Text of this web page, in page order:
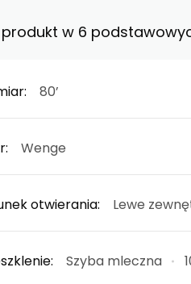
w 6
80’
Wenge
otwierania: Lewe
Szyba mleczna